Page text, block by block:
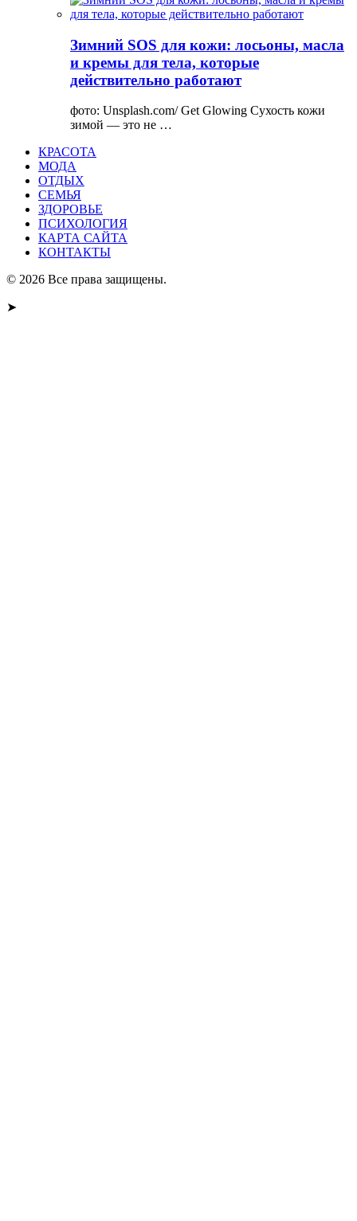
Зимний SOS для кожи: лосьоны, масла
и кремы для тела, которые
действительно работают
фото: Unsplash.com/ Get Glowing Сухость кожи
зимой — это не …
КРАСОТА
МОДА
ОТДЫХ
СЕМЬЯ
ЗДОРОВЬЕ
ПСИХОЛОГИЯ
КАРТА САЙТА
КОНТАКТЫ
© 2026 Все права защищены.
➤